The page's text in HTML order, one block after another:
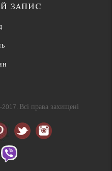
ЗАПИС
2017. Всі права захищені